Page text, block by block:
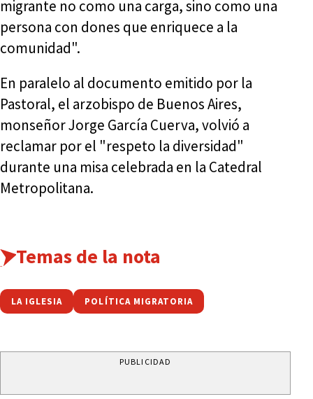
migrante no como una carga, sino como una
persona con dones que enriquece a la
comunidad".
En paralelo al documento emitido por la
Pastoral, el arzobispo de Buenos Aires,
monseñor Jorge García Cuerva, volvió a
reclamar por el "respeto la diversidad"
durante una misa celebrada en la Catedral
Metropolitana.
Temas de la nota
LA IGLESIA POLÍTICA MIGRATORIA
PUBLICIDAD